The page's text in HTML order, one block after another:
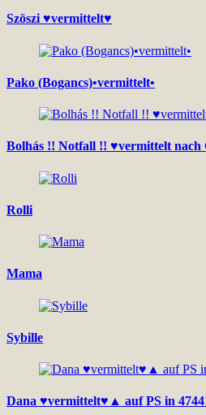
Szöszi ♥vermittelt♥
Pako (Bogancs)•vermittelt•
Bolhás !! Notfall !! ♥vermittelt nach
Rolli
Mama
Sybille
Dana ♥vermittelt♥▲ auf PS in